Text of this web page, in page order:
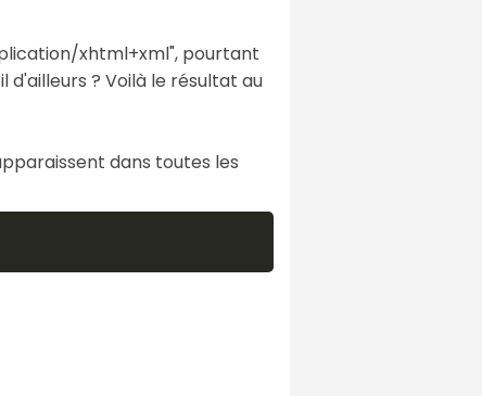
xhtml+xml", pourtant
? Voilà le résultat au
dans toutes les